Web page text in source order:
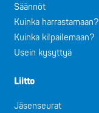
Säännöt
Kuinka harrastamaan?
Kuinka kilpailemaan?
Usein kysyttyä
Liitto
Jäsenseurat